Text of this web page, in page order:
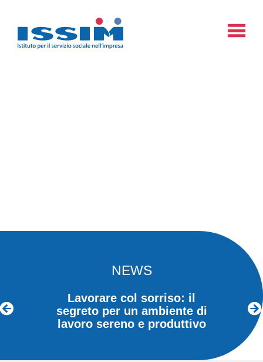
NEWS
Lavorare col sorriso: il
segreto per un ambiente di
lavoro sereno e produttivo